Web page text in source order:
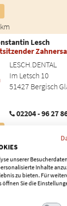
Lesch
LESCH.DENTAL
Im Letsch 10
51427 Bergisch
02204 - 96 27
Zahnarztpraxis Dr.
unserer
Inhalte
zu bieten. Für
Sie die